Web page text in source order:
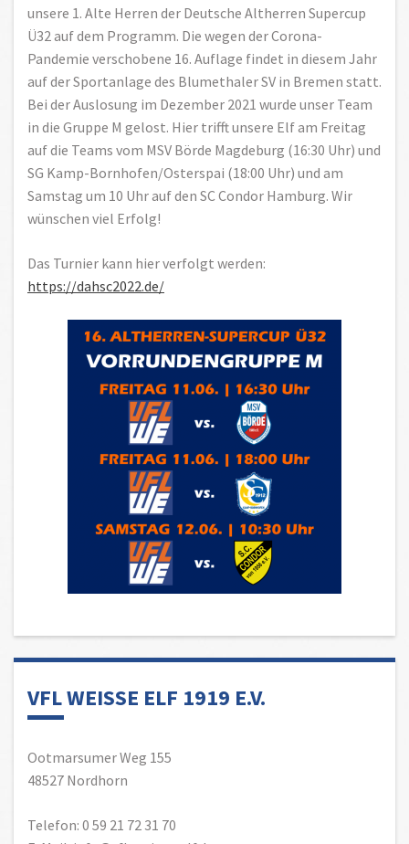
unsere 1. Alte Herren der Deutsche Altherren Supercup
Ü32 auf dem Programm. Die wegen der Corona-
Pandemie verschobene 16. Auflage findet in diesem Jahr
auf der Sportanlage des Blumethaler SV in Bremen statt.
Bei der Auslosung im Dezember 2021 wurde unser Team
in die Gruppe M gelost. Hier trifft unsere Elf am Freitag
auf die Teams vom MSV Börde Magdeburg (16:30 Uhr) und
SG Kamp-Bornhofen/Osterspai (18:00 Uhr) und am
Samstag um 10 Uhr auf den SC Condor Hamburg. Wir
wünschen viel Erfolg!
Das Turnier kann hier verfolgt werden:
https://dahsc2022.de/
VFL WEISSE ELF 1919 E.V.
Ootmarsumer Weg 155
48527 Nordhorn
Telefon: 0 59 21 72 31 70